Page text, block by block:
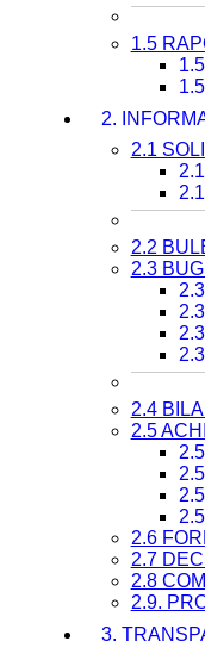
1.5
2.
2.1
2.2
2.3
2.4
2.5
2.6
2.7
2.8
2.9.
3.